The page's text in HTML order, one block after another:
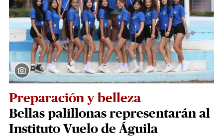
Preparación y belleza
Bellas palillonas representarán al
Instituto Vuelo de Águila